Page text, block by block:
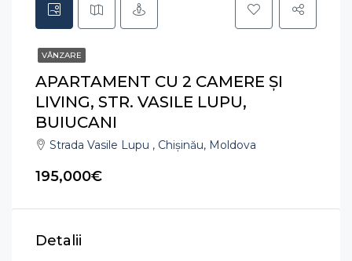
VÂNZARE
APARTAMENT CU 2 CAMERE ȘI
LIVING, STR. VASILE LUPU,
BUIUCANI
Strada Vasile Lupu , Chișinău, Moldova
195,000€
Detalii